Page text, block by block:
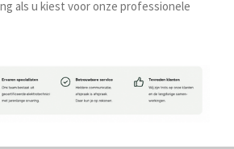
als u kiest voor onze professionele